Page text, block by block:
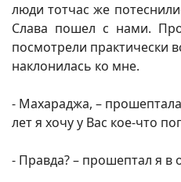
люди тотчас же
Слава пошел с нами.
посмотрели практически
наклонилась ко мне.
- Махараджа, –
лет я хочу у Вас кое-что
- Правда? – прошептал я в